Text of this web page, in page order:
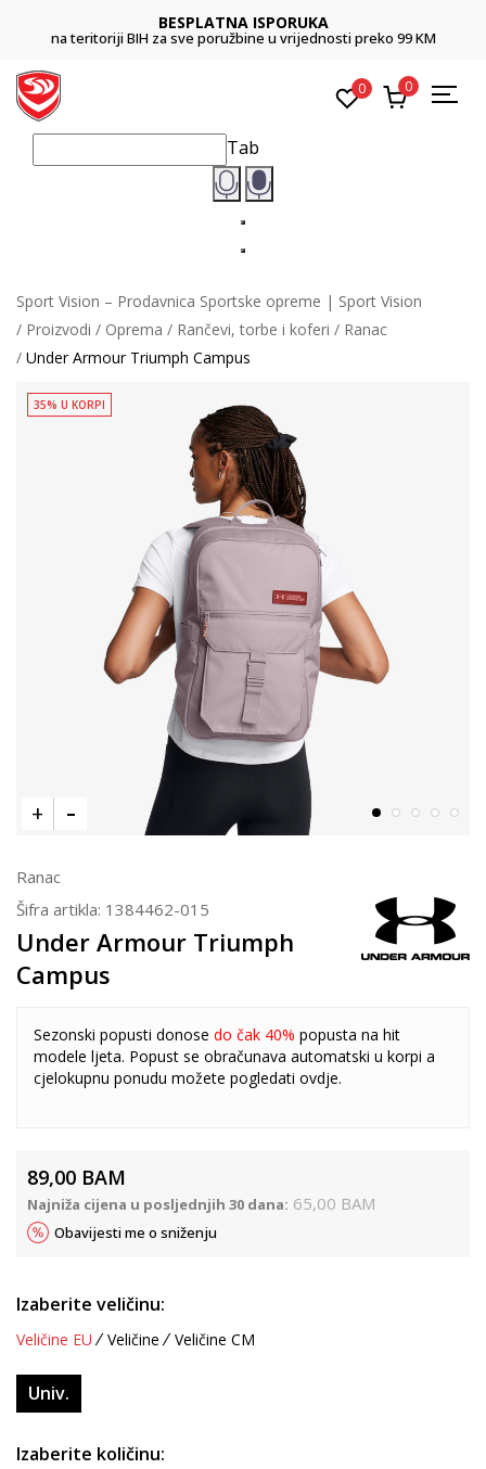
BESPLATNA ISPORUKA
na teritoriji BIH za sve poružbine u vrijednosti preko 99 KM
0 0
Tab
Sport Vision – Prodavnica Sportske opreme | Sport Vision
Proizvodi
Oprema Rančevi, torbe i koferi
Ranac
Under Armour Triumph Campus
35% U KORPI
Ranac
Šifra artikla: 1384462-015
Under Armour Triumph
Campus
Sezonski popusti donose do čak 40% popusta na hit
modele ljeta. Popust se obračunava automatski u korpi a
cjelokupnu ponudu možete pogledati ovdje.
89,00 BAM
Najniža cijena u posljednjih 30 dana: 65,00 BAM
Obavijesti me o sniženju
Izaberite veličinu:
Veličine EU Veličine Veličine CM
Univ.
Izaberite količinu: